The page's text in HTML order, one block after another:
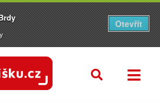
Otevřít